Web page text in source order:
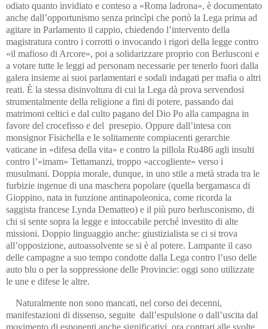
odiato quanto invidiato e conteso a «Roma ladrona», è documentato
anche dall’opportunismo senza princìpi che portò la Lega prima ad
agitare in Parlamento il cappio, chiedendo l’intervento della
magistratura contro i corrotti o invocando i rigori della legge contro
«il mafioso di Arcore», poi a solidarizzare proprio con Berlusconi e
a votare tutte le leggi ad personam necessarie per tenerlo fuori dalla
galera insieme ai suoi parlamentari e sodali indagati per mafia o altri
reati. È la stessa disinvoltura di cui la Lega dà prova servendosi
strumentalmente della religione a fini di potere, passando dai
matrimoni celtici e dal culto pagano del Dio Po alla campagna in
favore del crocefisso e del presepio. Oppure dall’intesa con
monsignor Fisichella e le solitamente compiacenti gerarchie
vaticane in «difesa della vita» e contro la pillola Ru486 agli insulti
contro l’«imam» Tettamanzi, troppo «accogliente» verso i
musulmani. Doppia morale, dunque, in uno stile a metà strada tra le
furbizie ingenue di una maschera popolare (quella bergamasca di
Gioppino, nata in funzione antinapoleonica, come ricorda la
saggista francese Lynda Dematteo) e il più puro berlusconismo, di
chi si sente sopra la legge e intoccabile perché investito di alte
missioni. Doppio linguaggio anche: giustizialista se ci si trova
all’opposizione, autoassolvente se si è al potere. Lampante il caso
delle campagne a suo tempo condotte dalla Lega contro l’uso delle
auto blu o per la soppressione delle Provincie: oggi sono utilizzate
le une e difese le altre.
Naturalmente non sono mancati, nel corso dei decenni,
manifestazioni di dissenso, seguite dall’espulsione o dall’uscita dal
movimento di esponenti anche significativi, ora contrari alle svolte